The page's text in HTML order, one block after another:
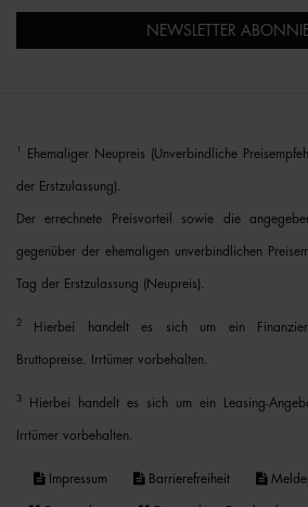
NEWSLETTER
Ehemaliger Neupreis (Unverbindliche
der Erstzulassung).
Der errechnete Preisvorteil sowie die
gegenüber der ehemaligen unverbindlichen
Tag der Erstzulassung (Neupreis).
2 Hierbei handelt es sich um ein
Bruttopreise. Irrtümer vorbehalten.
3 Hierbei handelt es sich um ein Leasing-
Irrtümer vorbehalten.
Impressum Barrierefreiheit